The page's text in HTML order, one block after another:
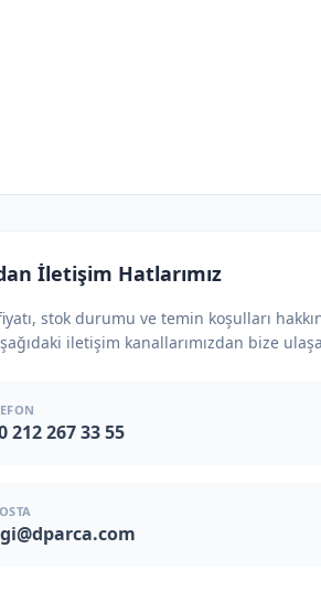
İletişim Hatlarımız
stok durumu ve temin koşulları
iletişim kanallarımızdan bize
212 267 33 55